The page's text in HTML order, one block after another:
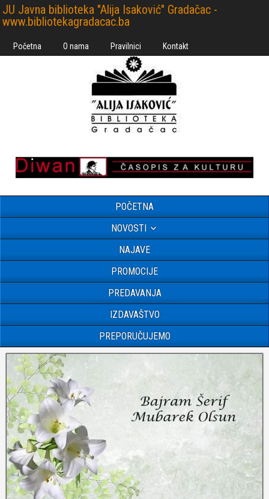
JU Javna biblioteka "Alija Isaković" Gradačac -
www.bibliotekagradacac.ba
Početna O nama Pravilnici Kontakt
POČETNA
NOVOSTI
NAJAVE
PROMOCIJE
PREDAVANJA
IZDAVAŠTVO
PREPORUČUJEMO